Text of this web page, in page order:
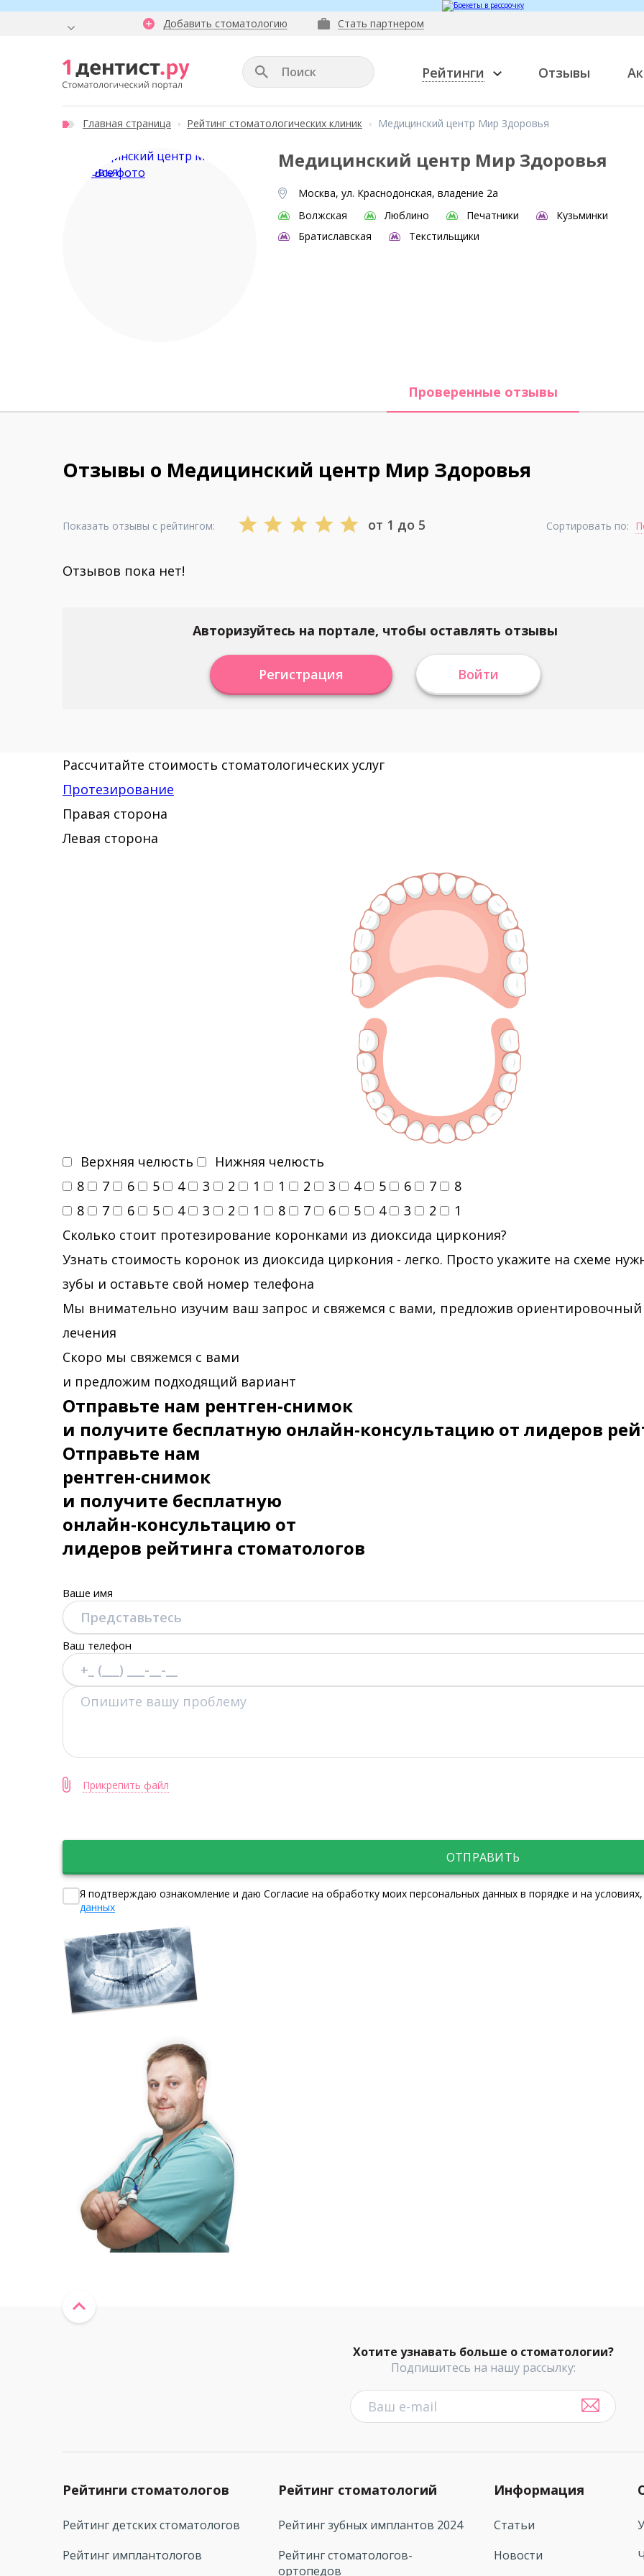
Добавить стоматологию Стать партнером
Рейтинги Отзывы
Главная страница Рейтинг стоматологических клиник Медицинский центр Мир Здоровья
Все фото
Медицинский центр Мир Здоровья
Москва, ул. Краснодонская, владение 2а
Волжская
Люблино Печатники
Кузьминки
Братиславская
Текстильщики
Проверенные отзывы
Отзывы о Медицинский центр Мир Здоровья
Показать отзывы с рейтингом: от 1 до 5 Сортировать по:
Отзывов пока нет!
Авторизуйтесь на портале, чтобы оставлять отзывы
Регистрация Войти
Рассчитайте стоимость стоматологических услуг
Протезирование
Правая сторона
Левая сторона
Верхняя челюсть
Нижняя челюсть
8
7 6 5 4 3 2 1 1 2 3 4 5 6 7
8
8
7 6 5 4 3 2 1 8 7 6 5 4 3 2
1
Сколько стоит протезирование коронками из диоксида циркония?
Узнать стоимость коронок из диоксида циркония - легко. Просто укажите на схеме
зубы и оставьте свой номер телефона
Мы внимательно изучим ваш запрос и свяжемся с вами, предложив
лечения
Скоро мы свяжемся с вами
и предложим подходящий вариант
Отправьте нам рентген-снимок
и получите бесплатную онлайн-консультацию от лидеров
Отправьте нам
рентген-снимок
и получите бесплатную
онлайн-консультацию от
лидеров рейтинга стоматологов
Ваше имя
Ваш телефон
Прикрепить файл
ОТПРАВИТЬ
Я подтверждаю ознакомление и даю Согласие на обработку моих персональных данных в порядке и на
данных
Хотите узнавать больше о стоматологии?
Подпишитесь на нашу рассылку:
Рейтинги стоматологов
Рейтинг детских стоматологов
Рейтинг имплантологов
Рейтинг стоматологий
Рейтинг зубных имплантов 2024
Рейтинг стоматологов-
ортопедов
Информация
Статьи
Новости